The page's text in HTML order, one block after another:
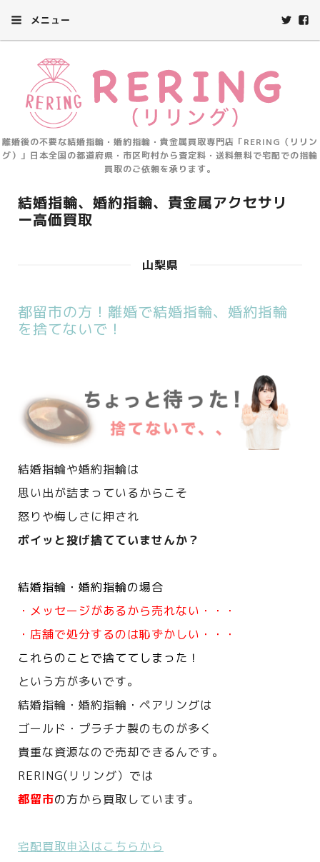
メニュー
離婚後の不要な結婚指輪・婚約指輪・貴金属買取専門店「RERING（リリン
グ）」日本全国の都道府県・市区町村から査定料・送料無料で宅配での指輪
買取のご依頼を承ります。
結婚指輪、婚約指輪、貴金属アクセサリ
ー高価買取
山梨県
都留市の方！離婚で結婚指輪、婚約指輪
を捨てないで！
結婚指輪や婚約指輪は
思い出が詰まっているからこそ
怒りや悔しさに押され
ポイッと投げ捨てていませんか？
結婚指輪・婚約指輪の場合
・メッセージがあるから売れない・・・
・店舗で処分するのは恥ずかしい・・・
これらのことで捨ててしまった！
という方が多いです。
結婚指輪・婚約指輪・ペアリングは
ゴールド・プラチナ製のものが多く
貴重な資源なので売却できるんです。
RERING(リリング）では
都留市の方から買取しています。
宅配買取申込はこちらから